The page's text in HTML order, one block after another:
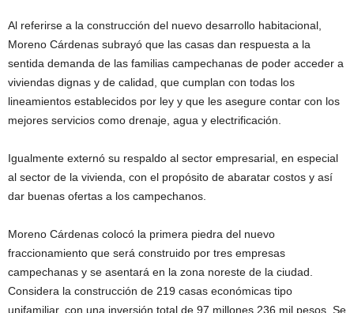
Al referirse a la construcción del nuevo desarrollo habitacional,
Moreno Cárdenas subrayó que las casas dan respuesta a la
sentida demanda de las familias campechanas de poder acceder a
viviendas dignas y de calidad, que cumplan con todas los
lineamientos establecidos por ley y que les asegure contar con los
mejores servicios como drenaje, agua y electrificación.
Igualmente externó su respaldo al sector empresarial, en especial
al sector de la vivienda, con el propósito de abaratar costos y así
dar buenas ofertas a los campechanos.
Moreno Cárdenas colocó la primera piedra del nuevo
fraccionamiento que será construido por tres empresas
campechanas y se asentará en la zona noreste de la ciudad.
Considera la construcción de 219 casas económicas tipo
unifamiliar, con una inversión total de 97 millones 236 mil pesos. Se